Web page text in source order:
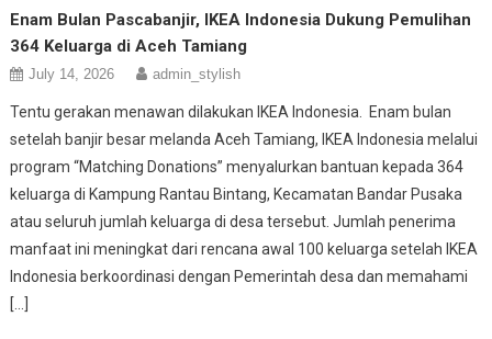
Enam Bulan Pascabanjir, IKEA Indonesia Dukung Pemulihan
364 Keluarga di Aceh Tamiang
July 14, 2026 admin_stylish
Tentu gerakan menawan dilakukan IKEA Indonesia. Enam bulan
setelah banjir besar melanda Aceh Tamiang, IKEA Indonesia melalui
program “Matching Donations” menyalurkan bantuan kepada 364
keluarga di Kampung Rantau Bintang, Kecamatan Bandar Pusaka
atau seluruh jumlah keluarga di desa tersebut. Jumlah penerima
manfaat ini meningkat dari rencana awal 100 keluarga setelah IKEA
Indonesia berkoordinasi dengan Pemerintah desa dan memahami
[…]